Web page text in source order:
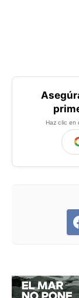
Haz clic en